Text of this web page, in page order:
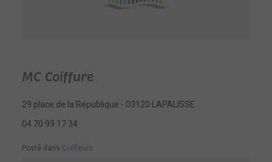
MC Coiffure
29 place de la République - 03120 LAPALISSE
04 70 99 17 34
Posté dans Coiffeurs